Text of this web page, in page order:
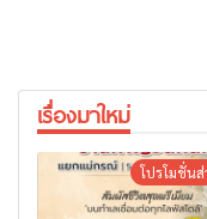
เรื่องมาใหม่
โปรโมชั่น